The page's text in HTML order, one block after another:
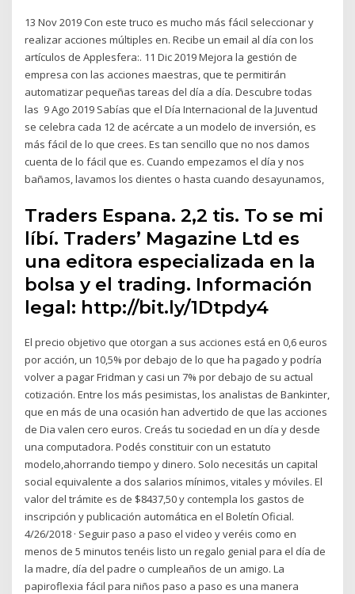
13 Nov 2019 Con este truco es mucho más fácil seleccionar y
realizar acciones múltiples en. Recibe un email al día con los
artículos de Applesfera:. 11 Dic 2019 Mejora la gestión de
empresa con las acciones maestras, que te permitirán
automatizar pequeñas tareas del día a día. Descubre todas
las 9 Ago 2019 Sabías que el Día Internacional de la Juventud
se celebra cada 12 de acércate a un modelo de inversión, es
más fácil de lo que crees. Es tan sencillo que no nos damos
cuenta de lo fácil que es. Cuando empezamos el día y nos
bañamos, lavamos los dientes o hasta cuando desayunamos,
Traders Espana. 2,2 tis. To se mi
líbí. Traders’ Magazine Ltd es
una editora especializada en la
bolsa y el trading. Información
legal: http://bit.ly/1Dtpdy4
El precio objetivo que otorgan a sus acciones está en 0,6 euros
por acción, un 10,5% por debajo de lo que ha pagado y podría
volver a pagar Fridman y casi un 7% por debajo de su actual
cotización. Entre los más pesimistas, los analistas de Bankinter,
que en más de una ocasión han advertido de que las acciones
de Dia valen cero euros. Creás tu sociedad en un día y desde
una computadora. Podés constituir con un estatuto
modelo,ahorrando tiempo y dinero. Solo necesitás un capital
social equivalente a dos salarios mínimos, vitales y móviles. El
valor del trámite es de $8437,50 y contempla los gastos de
inscripción y publicación automática en el Boletín Oficial.
4/26/2018 · Seguir paso a paso el video y veréis como en
menos de 5 minutos tenéis listo un regalo genial para el día de
la madre, día del padre o cumpleaños de un amigo. La
papiroflexia fácil para niños paso a paso es una manera